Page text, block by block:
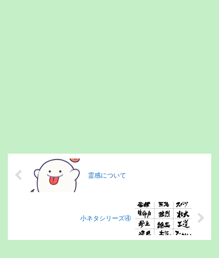
霊感について
小ネタシリーズ④